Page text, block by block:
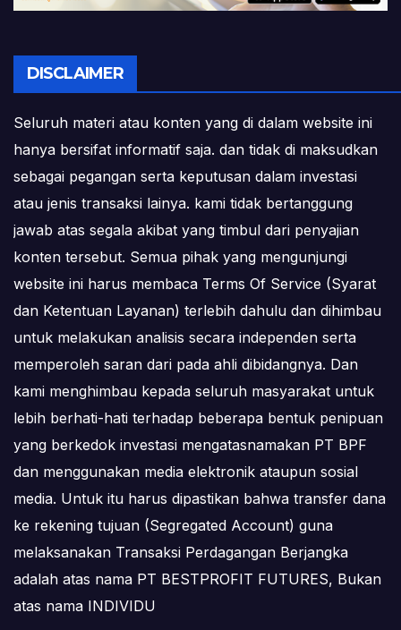
DISCLAIMER
Seluruh materi atau konten yang di dalam website ini
hanya bersifat informatif saja. dan tidak di maksudkan
sebagai pegangan serta keputusan dalam investasi
atau jenis transaksi lainya. kami tidak bertanggung
jawab atas segala akibat yang timbul dari penyajian
konten tersebut. Semua pihak yang mengunjungi
website ini harus membaca Terms Of Service (Syarat
dan Ketentuan Layanan) terlebih dahulu dan dihimbau
untuk melakukan analisis secara independen serta
memperoleh saran dari pada ahli dibidangnya. Dan
kami menghimbau kepada seluruh masyarakat untuk
lebih berhati-hati terhadap beberapa bentuk penipuan
yang berkedok investasi mengatasnamakan PT BPF
dan menggunakan media elektronik ataupun sosial
media. Untuk itu harus dipastikan bahwa transfer dana
ke rekening tujuan (Segregated Account) guna
melaksanakan Transaksi Perdagangan Berjangka
adalah atas nama PT BESTPROFIT FUTURES, Bukan
atas nama INDIVIDU